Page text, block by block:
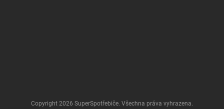
Copyright 2026 SuperSpotřebiče. Všechna práva vyhrazena.